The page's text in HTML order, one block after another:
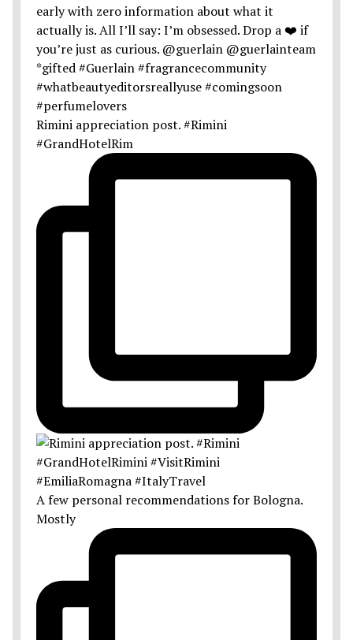
Rimini appreciation post. #Rimini
#GrandHotelRim
A few personal recommendations for Bologna.
Mostly